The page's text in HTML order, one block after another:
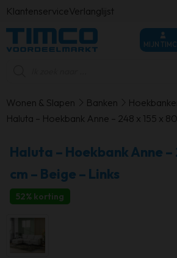
KlantenserviceVerlanglijst
MIJN
Wonen & Slapen Banken
Haluta – Hoekbank Anne – 248 x 155 x
Haluta – Hoekbank Anne –
cm – Beige – Links
52% korting